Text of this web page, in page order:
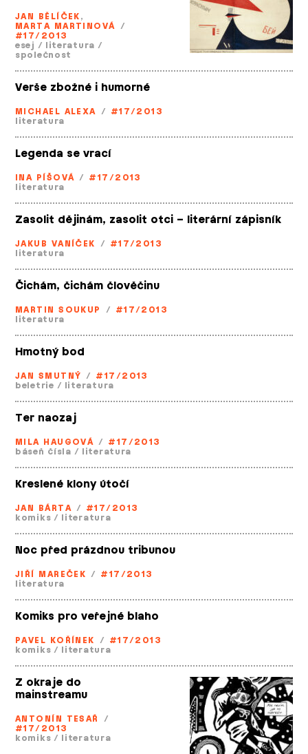
JAN BĚLÍČEK,
MARTA MARTINOVÁ /
#17/2013
esej / literatura /
společnost
Verše zbožné i humorné
MICHAEL ALEXA / #17/2013
literatura
Legenda se vrací
INA PÍŠOVÁ / #17/2013
literatura
Zasolit dějinám, zasolit otci – literární zápisník
JAKUB VANÍČEK / #17/2013
literatura
Čichám, čichám člověčinu
MARTIN SOUKUP / #17/2013
literatura
Hmotný bod
JAN SMUTNÝ / #17/2013
beletrie / literatura
Ter naozaj
MILA HAUGOVÁ / #17/2013
báseň čísla / literatura
Kreslené klony útočí
JAN BÁRTA / #17/2013
komiks / literatura
Noc před prázdnou tribunou
JIŘÍ MAREČEK / #17/2013
literatura
Komiks pro veřejné blaho
PAVEL KOŘÍNEK / #17/2013
komiks / literatura
Z okraje do
mainstreamu
ANTONÍN TESAŘ
/
#17/2013
komiks / literatura